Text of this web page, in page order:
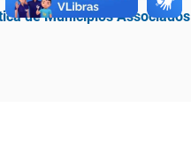
de Municípios Associados